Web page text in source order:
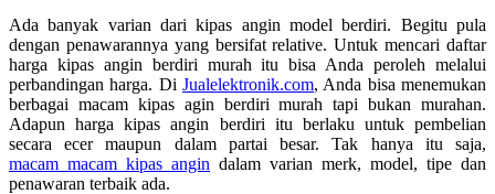
Ada banyak varian dari kipas angin model berdiri. Begitu pula
dengan penawarannya yang bersifat relative. Untuk mencari daftar
harga kipas angin berdiri murah itu bisa Anda peroleh melalui
perbandingan harga. Di Jualelektronik.com, Anda bisa menemukan
berbagai macam kipas agin berdiri murah tapi bukan murahan.
Adapun harga kipas angin berdiri itu berlaku untuk pembelian
secara ecer maupun dalam partai besar. Tak hanya itu saja,
macam macam kipas angin dalam varian merk, model, tipe dan
penawaran terbaik ada.